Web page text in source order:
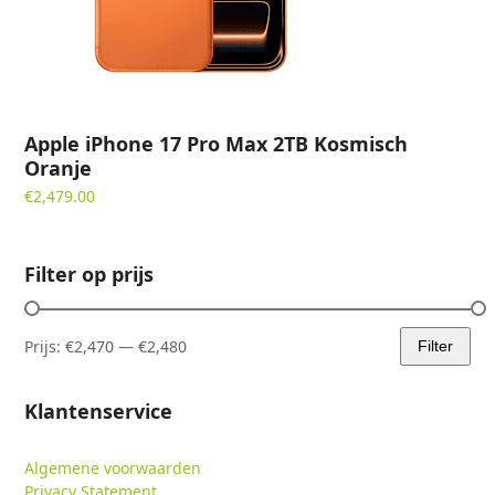
Apple iPhone 17 Pro Max 2TB Kosmisch
Oranje
€2,479.00
Filter op prijs
Min.
Max.
Filter
Prijs:€2,470 —€2,480
Klantenservice
Algemene voorwaarden